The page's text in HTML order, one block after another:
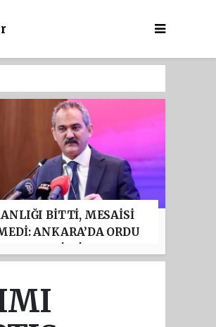
BİTTİ, MESAİSİ
ANKARA’DA ORDU
ÇALIŞIYOR!